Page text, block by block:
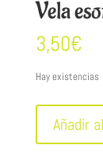
Vela
3,50€
Hay existencias
esotérica
Jose
Añadir